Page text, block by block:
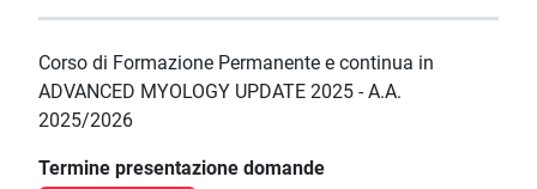
Corso di Formazione Permanente e continua in
ADVANCED MYOLOGY UPDATE 2025 - A.A.
2025/2026
Termine presentazione domande